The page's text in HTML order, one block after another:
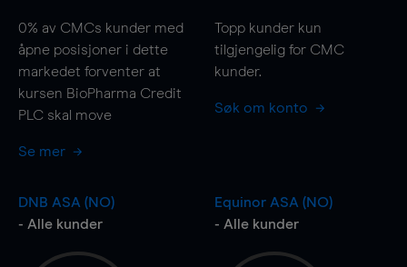
0% av CMCs kunder med
åpne posisjoner i dette
markedet forventer at
kursen BioPharma Credit
PLC skal move
Se mer
Topp kunder kun
tilgjengelig for CMC
kunder.
Søk om konto
DNB ASA (NO)
- Alle kunder
Equinor ASA (NO)
- Alle kunder